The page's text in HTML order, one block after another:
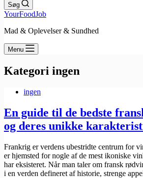
Søg
YourFoodJob
Mad & Oplevelser & Sundhed
Menu
Kategori ingen
ingen
En guide til de bedste
og deres unikke
Frankrig er verdens ubestridte centrum for
er hjemsted for nogle af de mest ikoniske
har eksisteret. Når man taler om fransk
i en verden defineret af historie, strenge